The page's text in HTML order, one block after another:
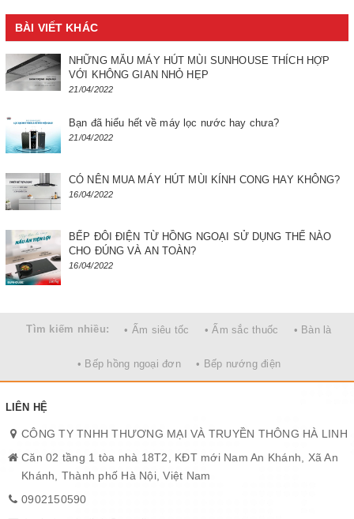
BÀI VIẾT KHÁC
NHỮNG MẪU MÁY HÚT MÙI SUNHOUSE THÍCH HỢP
VỚI KHÔNG GIAN NHỎ HẸP
21/04/2022
Bạn đã hiểu hết về máy lọc nước hay chưa?
21/04/2022
CÓ NÊN MUA MÁY HÚT MÙI KÍNH CONG HAY KHÔNG?
16/04/2022
BẾP ĐÔI ĐIỆN TỪ HỒNG NGOẠI SỬ DỤNG THẾ NÀO
CHO ĐÚNG VÀ AN TOÀN?
16/04/2022
Tìm kiếm nhiều: • Ấm siêu tốc • Ấm sắc thuốc • Bàn là
• Bếp hồng ngoại đơn • Bếp nướng điện
LIÊN HỆ
CÔNG TY TNHH THƯƠNG MẠI VÀ TRUYỀN THÔNG HÀ LINH
Căn 02 tầng 1 tòa nhà 18T2, KĐT mới Nam An Khánh, Xã An
Khánh, Thành phố Hà Nội, Việt Nam
0902150590